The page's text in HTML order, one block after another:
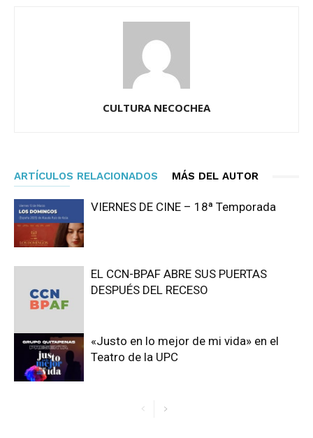
CULTURA NECOCHEA
ARTÍCULOS RELACIONADOS MÁS DEL AUTOR
VIERNES DE CINE – 18ª Temporada
EL CCN-BPAF ABRE SUS PUERTAS
DESPUÉS DEL RECESO
«Justo en lo mejor de mi vida» en el
Teatro de la UPC